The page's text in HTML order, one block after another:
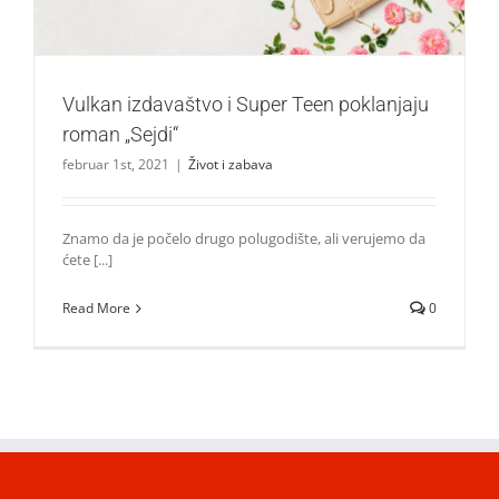
Vulkan izdavaštvo i Super Teen poklanjaju
roman „Sejdi“
februar 1st, 2021 | Život i zabava
Znamo da je počelo drugo polugodište, ali verujemo da
ćete [...]
Read More 0